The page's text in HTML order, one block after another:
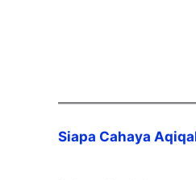
Siapa Cahaya